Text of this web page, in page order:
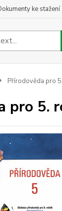
ke stažení
Přírodověda pro
pro 5.